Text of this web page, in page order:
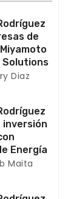
de
Solutions
Diaz
inversión
Energía
Maita